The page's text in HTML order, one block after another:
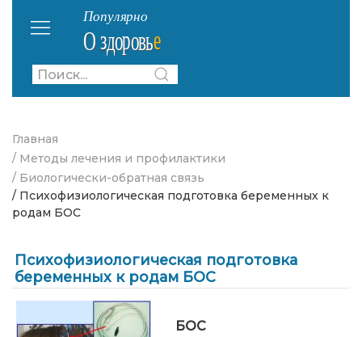
Главная
/ Методы лечения и профилактики
/ Биологически-обратная связь
/ Психофизиологическая подготовка беременных к
родам БОС
Психофизиологическая подготовка
беременных к родам БОС
БОС